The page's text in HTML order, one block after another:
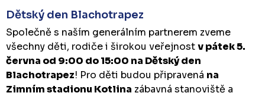
Dětský den Blachotrapez
Společně s naším generálním partnerem zveme
všechny děti, rodiče i širokou veřejnostv pátek 5.
června od 9:00 do 15:00 na Dětský den
Blachotrapez! Pro děti budou připravená na
Zimním stadionu Kotlina zábavná stanoviště a